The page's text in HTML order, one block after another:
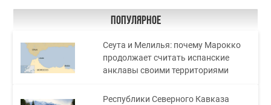
Популярное
Сеута и Мелилья: почему Марокко
продолжает считать испанские
анклавы своими территориями
Республики Северного Кавказа